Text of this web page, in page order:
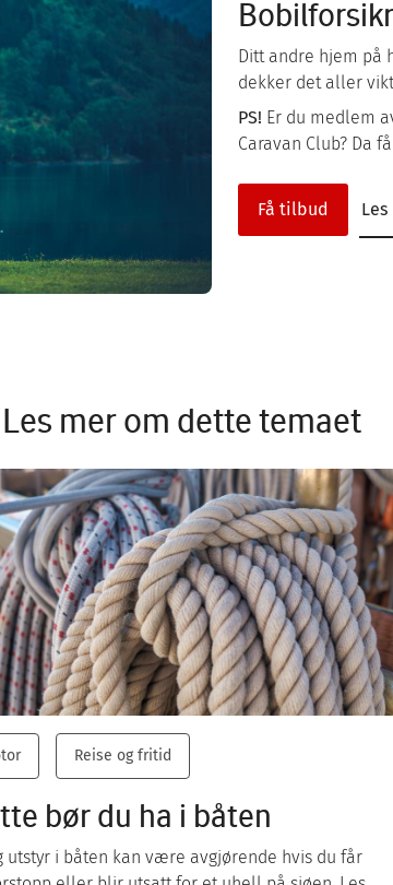
Ditt andre hjem på
dekker det aller
PS! Er du medlem
Caravan Club? Da
Få tilbud
Les mer om dette temaet
Reise og fritid
bør du ha i båten
utstyr i båten kan være avgjørende hvis du får